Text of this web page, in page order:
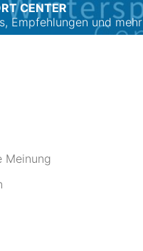
CENTER
Empfehlungen und mehr
Meinung